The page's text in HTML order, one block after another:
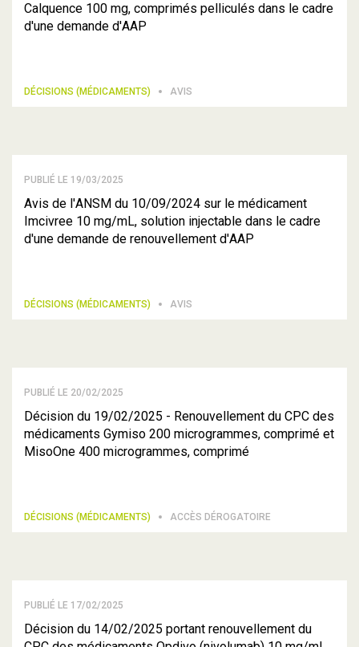
Calquence 100 mg, comprimés pelliculés dans le cadre
d'une demande d'AAP
DÉCISIONS (MÉDICAMENTS) AVIS
PUBLIÉ LE 19/03/2025
Avis de l'ANSM du 10/09/2024 sur le médicament
Imcivree 10 mg/mL, solution injectable dans le cadre
d'une demande de renouvellement d'AAP
DÉCISIONS (MÉDICAMENTS) AVIS
PUBLIÉ LE 20/02/2025
Décision du 19/02/2025 - Renouvellement du CPC des
médicaments Gymiso 200 microgrammes, comprimé et
MisoOne 400 microgrammes, comprimé
DÉCISIONS (MÉDICAMENTS) ACCÈS DÉROGATOIRE
PUBLIÉ LE 17/02/2025
Décision du 14/02/2025 portant renouvellement du